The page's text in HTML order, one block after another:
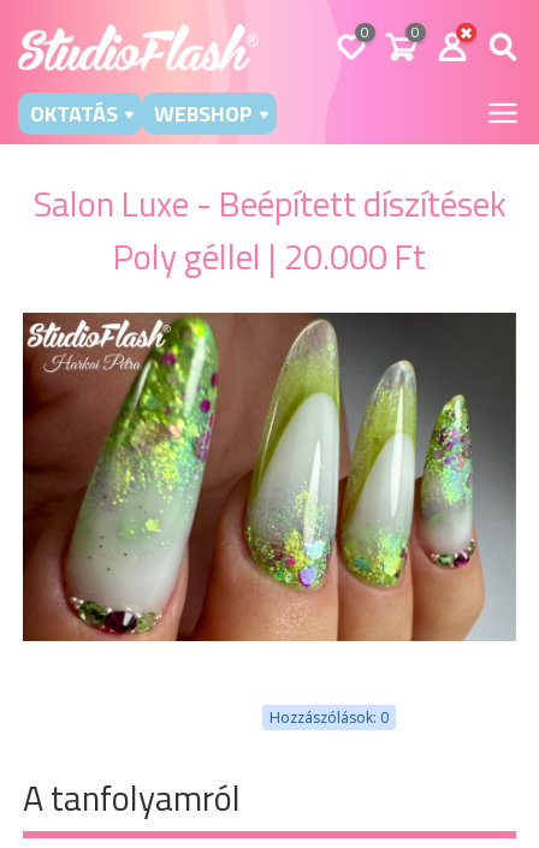
0 0
OKTATÁS WEBSHOP
Salon Luxe - Beépített díszítések
Poly géllel | 20.000 Ft
Hozzászólások: 0
A tanfolyamról